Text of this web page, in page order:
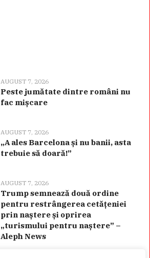
AUGUST 7, 2026
Peste jumătate dintre români nu
fac mișcare
AUGUST 7, 2026
„A ales Barcelona și nu banii, asta
trebuie să doară!”
AUGUST 7, 2026
Trump semnează două ordine
pentru restrângerea cetățeniei
prin naștere și oprirea
„turismului pentru naștere” –
Aleph News